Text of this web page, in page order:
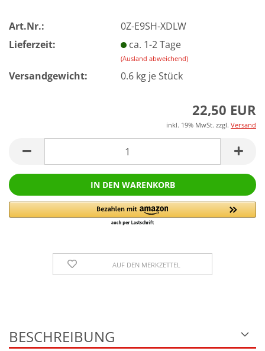
Art.Nr.:
0Z-E9SH-XDLW
Lieferzeit:
ca. 1-2 Tage
(Ausland abweichend)
Versandgewicht: 0.6 kg je Stück
22,50 EUR
inkl. 19% MwSt. zzgl. Versand
AUF DEN MERKZETTEL
BESCHREIBUNG